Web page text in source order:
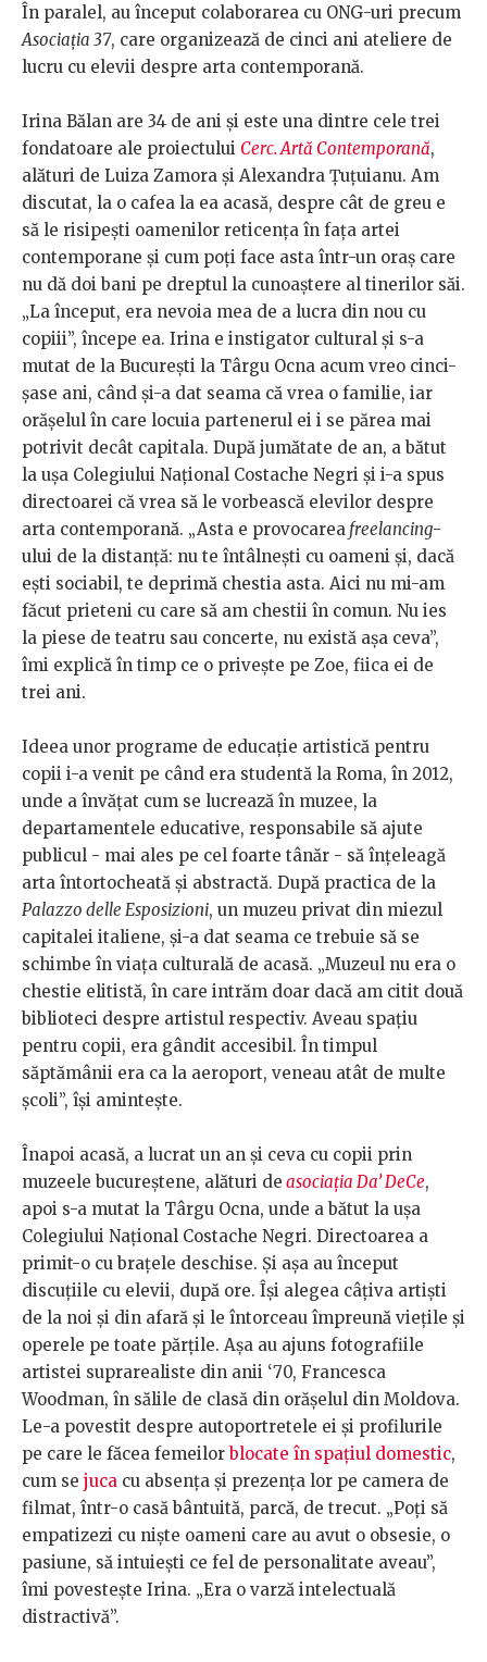
În paralel, au început colaborarea cu ONG-uri precum
Asociația 37, care organizează de cinci ani ateliere de
lucru cu elevii despre arta contemporană.
Irina Bălan are 34 de ani și este una dintre cele trei
fondatoare ale proiectului Cerc. Artă Contemporană,
alături de Luiza Zamora și Alexandra Țuțuianu. Am
discutat, la o cafea la ea acasă, despre cât de greu e
să le risipești oamenilor reticența în fața artei
contemporane și cum poți face asta într-un oraș care
nu dă doi bani pe dreptul la cunoaștere al tinerilor săi.
„La început, era nevoia mea de a lucra din nou cu
copiii”, începe ea. Irina e instigator cultural și s-a
mutat de la București la Târgu Ocna acum vreo cinci-
șase ani, când și-a dat seama că vrea o familie, iar
orășelul în care locuia partenerul ei i se părea mai
potrivit decât capitala. După jumătate de an, a bătut
la ușa Colegiului Național Costache Negri și i-a spus
directoarei că vrea să le vorbească elevilor despre
arta contemporană. „Asta e provocarea freelancing-
ului de la distanță: nu te întâlnești cu oameni și, dacă
ești sociabil, te deprimă chestia asta. Aici nu mi-am
făcut prieteni cu care să am chestii în comun. Nu ies
la piese de teatru sau concerte, nu există așa ceva”,
îmi explică în timp ce o privește pe Zoe, fiica ei de
trei ani.
Ideea unor programe de educație artistică pentru
copii i-a venit pe când era studentă la Roma, în 2012,
unde a învățat cum se lucrează în muzee, la
departamentele educative, responsabile să ajute
publicul - mai ales pe cel foarte tânăr - să înțeleagă
arta întortocheată și abstractă. După practica de la
Palazzo delle Esposizioni, un muzeu privat din miezul
capitalei italiene, și-a dat seama ce trebuie să se
schimbe în viața culturală de acasă. „Muzeul nu era o
chestie elitistă, în care intrăm doar dacă am citit două
biblioteci despre artistul respectiv. Aveau spațiu
pentru copii, era gândit accesibil. În timpul
săptămânii era ca la aeroport, veneau atât de multe
școli”, își amintește.
Înapoi acasă, a lucrat un an și ceva cu copii prin
muzeele bucureștene, alături de asociația Da’ DeCe,
apoi s-a mutat la Târgu Ocna, unde a bătut la ușa
Colegiului Național Costache Negri. Directoarea a
primit-o cu brațele deschise. Și așa au început
discuțiile cu elevii, după ore. Își alegea câțiva artiști
de la noi și din afară și le întorceau împreună viețile și
operele pe toate părțile. Așa au ajuns fotografiile
artistei suprarealiste din anii ‘70, Francesca
Woodman, în sălile de clasă din orășelul din Moldova.
Le-a povestit despre autoportretele ei și profilurile
pe care le făcea femeilorblocate în spațiul domestic,
cum se juca cu absența și prezența lor pe camera de
filmat, într-o casă bântuită, parcă, de trecut. „Poți să
empatizezi cu niște oameni care au avut o obsesie, o
pasiune, să intuiești ce fel de personalitate aveau”,
îmi povestește Irina. „Era o varză intelectuală
distractivă”.